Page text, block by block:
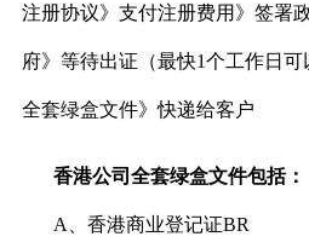
注册协议》支付注册费用》签署
府》等待出证（最快1个工作日
全套绿盒文件》快递给客户
香港公司全套绿盒文件包括：
A、香港商业登记证BR